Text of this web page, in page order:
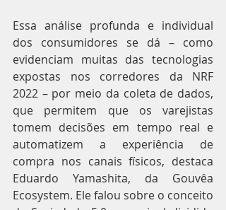
Essa análise profunda e individual
dos consumidores se dá – como
evidenciam muitas das tecnologias
expostas nos corredores da NRF
2022 – por meio da coleta de dados,
que permitem que os varejistas
tomem decisões em tempo real e
automatizem a experiência de
compra nos canais físicos, destaca
Eduardo Yamashita, da Gouvêa
Ecosystem. Ele falou sobre o conceito